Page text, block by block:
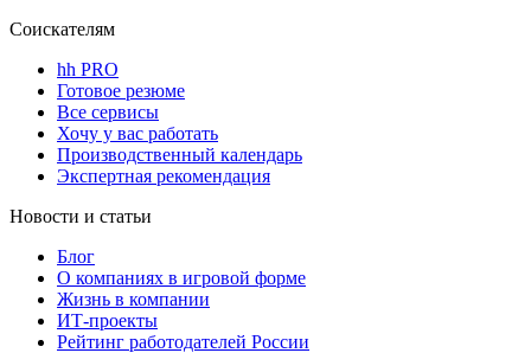
Соискателям
hh PRO
Готовое резюме
Все сервисы
Хочу у вас работать
Производственный календарь
Экспертная рекомендация
Новости и статьи
Блог
О компаниях в игровой форме
Жизнь в компании
ИТ-проекты
Рейтинг работодателей России